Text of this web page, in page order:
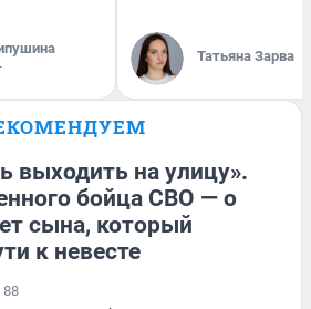
Татьяна Зарва
выходить на улицу».
бойца СВО — о
сына, который
к невесте
88